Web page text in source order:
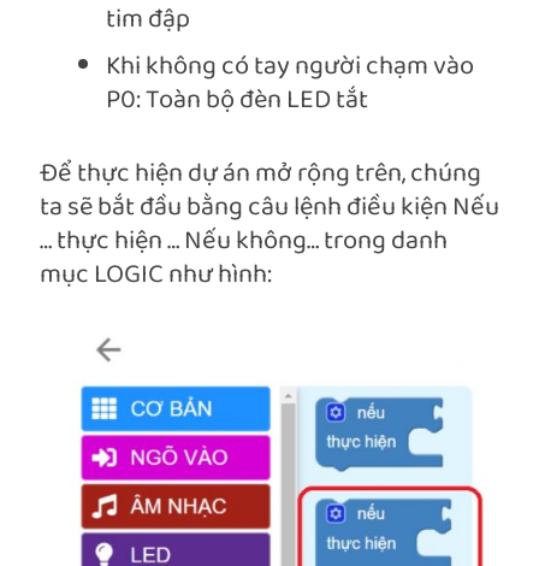
tim đập
Khi không có tay người chạm vào
P0: Toàn bộ đèn LED tắt
Để thực hiện dự án mở rộng trên, chúng
ta sẽ bắt đầu bằng câu lệnh điều kiện Nếu
… thực hiện … Nếu không… trong danh
mục LOGIC như hình: